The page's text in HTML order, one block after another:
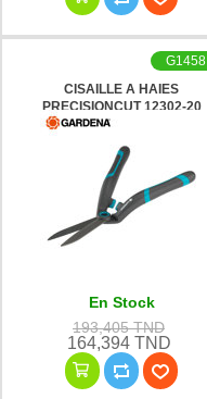
CISAILLE A HAIES
PRECISIONCUT 12302-20
GARDENA
G1458
En Stock
193,405 TND
164,394 TND